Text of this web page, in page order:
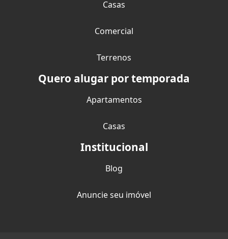
Casas
Comercial
Terrenos
Quero alugar por temporada
Apartamentos
Casas
Institucional
Blog
Anuncie seu imóvel